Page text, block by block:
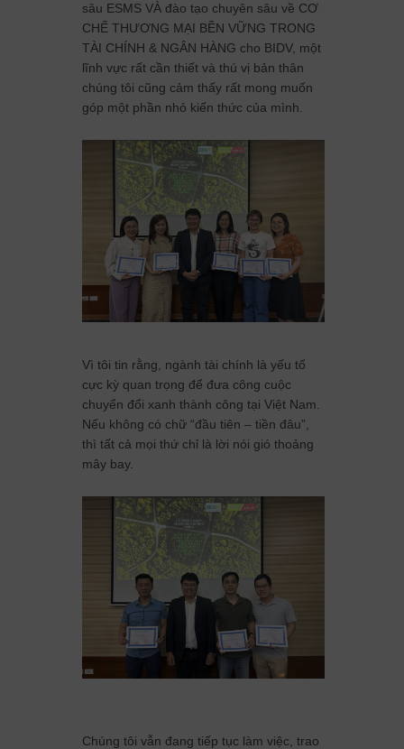
sâu ESMS VÀ đào tạo chuyên sâu về CƠ
CHẾ THƯƠNG MẠI BỀN VỮNG TRONG
TÀI CHÍNH & NGÂN HÀNG cho BIDV, một
lĩnh vực rất cần thiết và thú vị bản thân
chúng tôi cũng cảm thấy rất mong muốn
góp một phần nhỏ kiến thức của mình.
Vì tôi tin rằng, ngành tài chính là yếu tố
cực kỳ quan trọng để đưa công cuộc
chuyển đổi xanh thành công tại Việt Nam.
Nếu không có chữ “đầu tiên – tiền đâu”,
thì tất cả mọi thứ chỉ là lời nói gió thoảng
mây bay.
Chúng tôi vẫn đang tiếp tục làm việc, trao